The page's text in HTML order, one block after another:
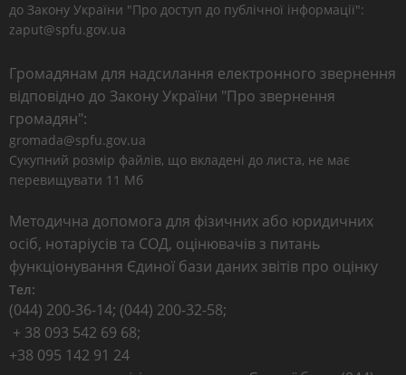
до Закону України "Про доступ до публічної інформації":
zaput@spfu.gov.ua
Громадянам для надсилання електронного звернення
відповідно до Закону України "Про звернення
громадян":
gromada@spfu.gov.ua
Сукупний розмір файлів, що вкладені до листа, не має
перевищувати 11 Мб
Методична допомога для фізичних або юридичних
осіб, нотаріусів та СОД, оцінювачів з питань
функціонування Єдиної бази даних звітів про оцінку
Тел:
(044) 200-36-14; (044) 200-32-58;
+ 38 093 542 69 68;
+38 095 142 91 24